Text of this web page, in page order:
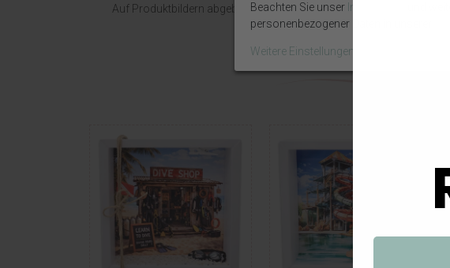
Auf Produktbildern abgebildetes Zubehör sowie Dekoartikel
Beachten Sie unser Impressum
personenbezogener Daten in unserer
Weitere Einstellungen